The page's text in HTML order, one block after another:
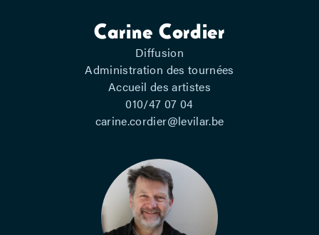
Carine Cordier
Diffusion
Administration des tournées
Accueil des artistes
010/47 07 04
carine.cordier@levilar.be